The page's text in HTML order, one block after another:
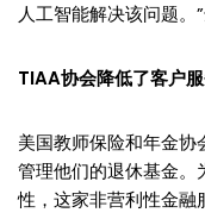
人工智能解决该问题。”
TIAA协会降低了客户
美国教师保险和年金
管理他们的退休基金。
性，这家非营利性金融